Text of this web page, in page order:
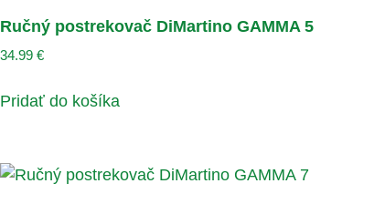
Ručný postrekovač DiMartino GAMMA 5
34.99 €
Pridať do košíka